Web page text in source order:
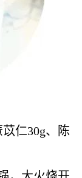
仁30g、陈